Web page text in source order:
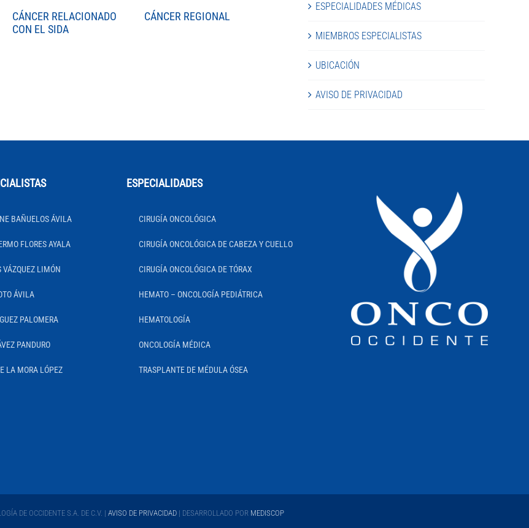
CÁNCER RELACIONADO
CON EL SIDA
CÁNCER REGIONAL
ESPECIALIDADES MÉDICAS
MIEMBROS ESPECIALISTAS
UBICACIÓN
AVISO DE PRIVACIDAD
BAÑUELOS ÁVILA
FLORES AYALA
VÁZQUEZ LIMÓN
ÁVILA
PALOMERA
PANDURO
LA MORA LÓPEZ
ESPECIALIDADES
CIRUGÍA ONCOLÓGICA
CIRUGÍA ONCOLÓGICA DE CABEZA Y CUELLO
CIRUGÍA ONCOLÓGICA DE TÓRAX
HEMATO – ONCOLOGÍA PEDIÁTRICA
HEMATOLOGÍA
ONCOLOGÍA MÉDICA
TRASPLANTE DE MÉDULA ÓSEA
DE OCCIDENTE S.A. DE C.V. | AVISO DE PRIVACIDAD | DESARROLLADO POR MEDISCOP